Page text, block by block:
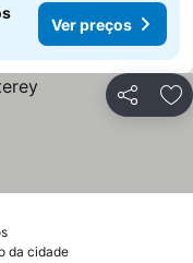
Ver preços
Partilhar
da cidade